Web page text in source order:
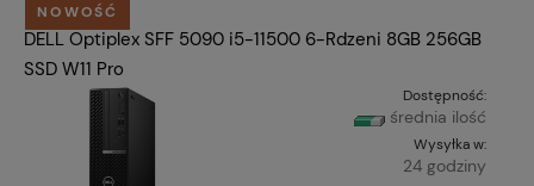
DELL Optiplex SFF 5090 i5-11500 6-Rdzeni 8GB 256GB
SSD W11 Pro
Dostępność:
średnia ilość
Wysyłka w:
24 godziny
NOWOŚĆ